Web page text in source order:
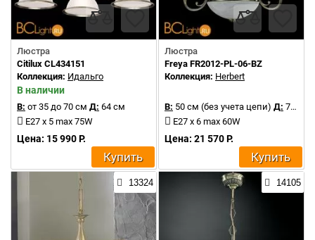
Люстра
Citilux CL434151
Коллекция: Идальго
В наличии
В: от 35 до 70 см Д: 64 см
E27 x 5 max 75W
Цена: 15 990 Р.
Купить
Люстра
Freya FR2012-PL-06-BZ
Коллекция: Herbert
В: 50 см (без учета цепи) Д: 77 см
E27 x 6 max 60W
Цена: 21 570 Р.
Купить
13324 14105